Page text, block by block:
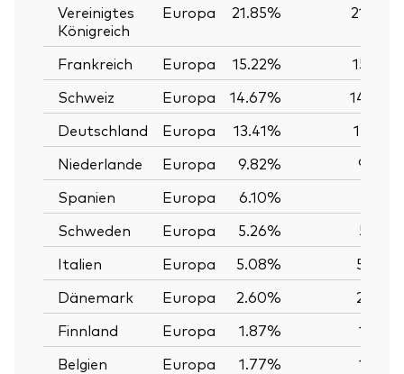
Vereinigtes
Königreich
Europa 21.85% 21.84%
Frankreich Europa 15.22%
15.22%
Schweiz
Europa 14.67%
14.67%
Deutschland
Europa 13.41%
13.41%
Niederlande
Europa 9.82%
9.82%
Spanien
Europa 6.10%
Schweden
Europa 5.26%
5.25%
Italien
Europa 5.08%
5.07%
Dänemark
Europa 2.60%
2.60%
Finnland
Europa 1.87%
1.87%
Belgien
Europa 1.77%
1.77%